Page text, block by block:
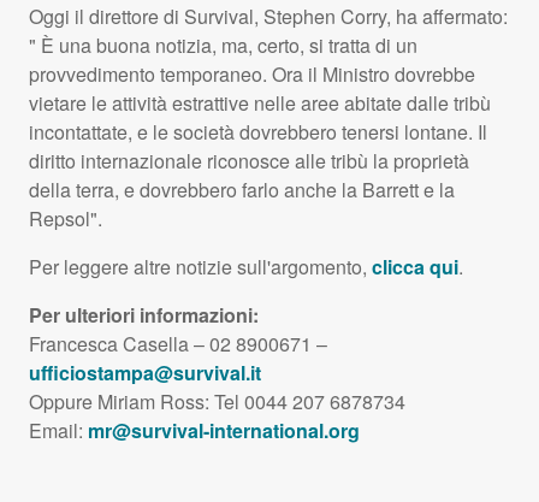
Oggi il direttore di Survival, Stephen Corry, ha affermato:
" È una buona notizia, ma, certo, si tratta di un
provvedimento temporaneo. Ora il Ministro dovrebbe
vietare le attività estrattive nelle aree abitate dalle tribù
incontattate, e le società dovrebbero tenersi lontane. Il
diritto internazionale riconosce alle tribù la proprietà
della terra, e dovrebbero farlo anche la Barrett e la
Repsol".
Per leggere altre notizie sull'argomento, clicca qui.
Per ulteriori informazioni:
Francesca Casella – 02 8900671 –
ufficiostampa@survival.it
Oppure Miriam Ross: Tel 0044 207 6878734
Email: mr@survival-international.org